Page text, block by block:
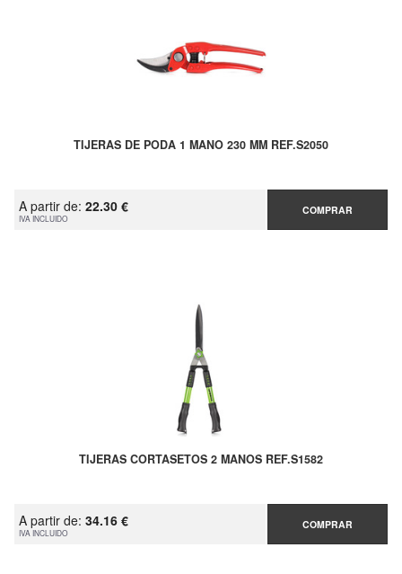
TIJERAS DE PODA 1 MANO 230 MM REF.S2050
A partir de: 22.30 €
IVA INCLUIDO
COMPRAR
TIJERAS CORTASETOS 2 MANOS REF.S1582
A partir de: 34.16 €
IVA INCLUIDO
COMPRAR